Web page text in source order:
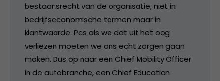
bestaansrecht van de organisatie, niet in
bedrijfseconomische termen maar in
klantwaarde. Pas als we dat uit het oog
verliezen moeten we ons echt zorgen gaan
maken. Dus op naar een Chief Mobility Officer
in de autobranche, een Chief Education